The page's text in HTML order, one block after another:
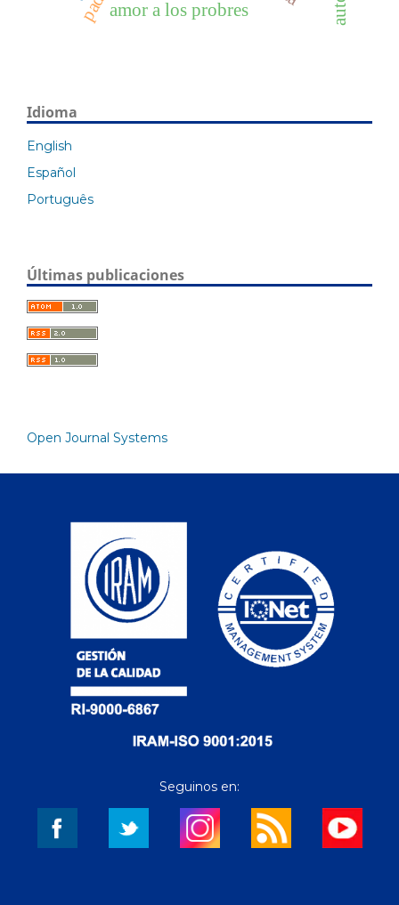
amor a los probres
Idioma
English
Español
Português
Últimas publicaciones
Open Journal Systems
Seguinos en: